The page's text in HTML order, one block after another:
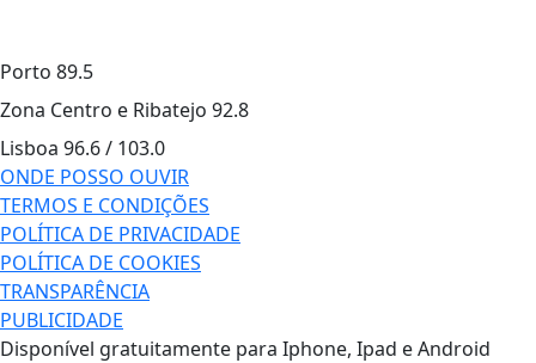
Porto 89.5
Zona Centro e Ribatejo 92.8
Lisboa 96.6 / 103.0
ONDE POSSO OUVIR
TERMOS E CONDIÇÕES
POLÍTICA DE PRIVACIDADE
POLÍTICA DE COOKIES
TRANSPARÊNCIA
PUBLICIDADE
Disponível gratuitamente para Iphone, Ipad e Android